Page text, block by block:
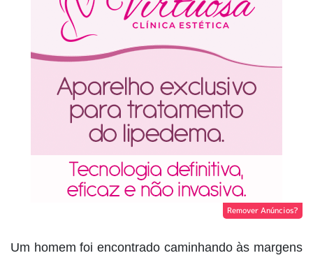
Remover Anúncios?
Um homem foi encontrado caminhando às margens